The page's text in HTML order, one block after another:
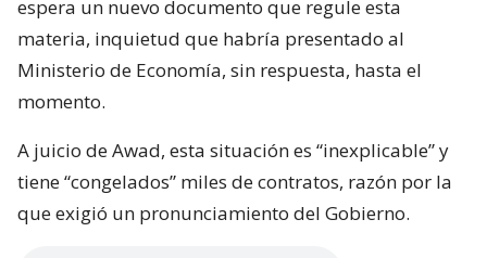
espera un nuevo documento que regule esta
materia, inquietud que habría presentado al
Ministerio de Economía, sin respuesta, hasta el
momento.
A juicio de Awad, esta situación es “inexplicable” y
tiene “congelados” miles de contratos, razón por la
que exigió un pronunciamiento del Gobierno.